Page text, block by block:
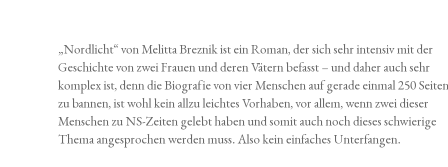
„Nordlicht“ von Melitta Breznik ist ein Roman, der sich sehr intensiv mit der
Geschichte von zwei Frauen und deren Vätern befasst – und daher auch sehr
komplex ist, denn die Biografie von vier Menschen auf gerade einmal 250
zu bannen, ist wohl kein allzu leichtes Vorhaben, vor allem, wenn zwei dieser
Menschen zu NS-Zeiten gelebt haben und somit auch noch dieses schwierige
Thema angesprochen werden muss. Also kein einfaches Unterfangen.